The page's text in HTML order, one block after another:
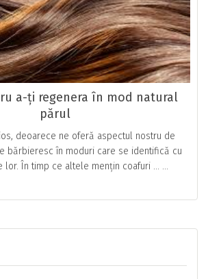
a-ți regenera în mod natural
părul
deoarece ne oferă aspectul nostru de
bărbieresc în moduri care se identifică cu
lor. În timp ce altele mențin coafuri … ...